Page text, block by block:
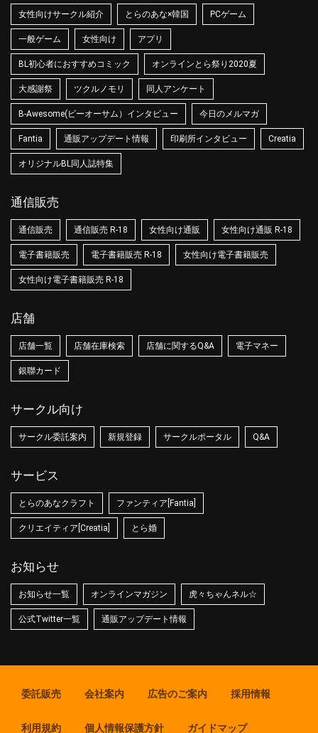
女性向けサークル紹介 とらのあな×韓国 PCゲーム
一般ゲーム 女性向け アプリ
BL初心者におすすめコミック オンラインとら祭り2020夏
大感謝祭 ツクルノモリ 同人アンケート
B-Awesome(ビーオーサム）インタビュー 今日のメルマガ
Fantia 通販アップデート情報 印刷所インタビュー Creatia
オリジナルBL同人誌特集
通信販売
通信販売 通信販売 R-18 女性向け通販 女性向け通販 R-18
電子書籍販売 電子書籍販売 R-18 女性向け電子書籍販売
女性向け電子書籍販売 R-18
店舗
店舗一覧 店舗在庫検索 店舗に関するQ&A 電子マネー
銀聯カード
サークル向け
サークル委託案内 新規登録 サークルポータル Q&A
サービス
とらのあなクラフト ファンティア[Fantia]
クリエイティア[Creatia] とら婚
お知らせ
お知らせ一覧 オンラインマガジン 虎々ちゃんネル☆
公式Twitter一覧 通販アップデート情報
委託販売 会社案内 広告のご案内 採用情報
利用規約 個人情報保護方針 ガイドマップ